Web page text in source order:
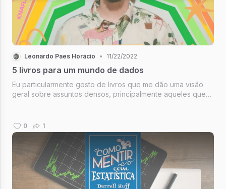
Leonardo Paes Horácio • 11/22/2022
5 livros para um mundo de dados
Eu particularmente gosto de livros que me dão uma visão
geral sobre assuntos densos, principalmente aqueles que
0 1